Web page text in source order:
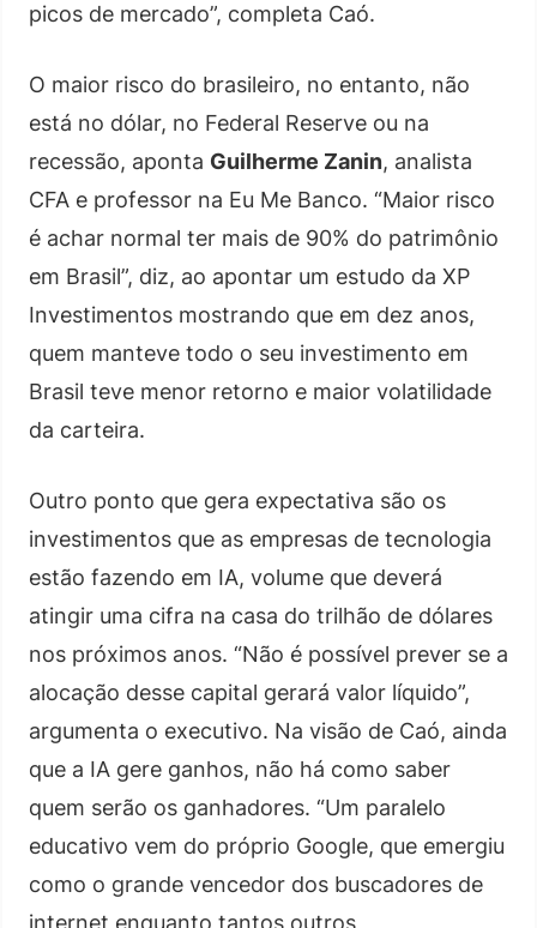
picos de mercado”, completa Caó.
O maior risco do brasileiro, no entanto, não
está no dólar, no Federal Reserve ou na
recessão, aponta Guilherme Zanin, analista
CFA e professor na Eu Me Banco. “Maior risco
é achar normal ter mais de 90% do patrimônio
em Brasil”, diz, ao apontar um estudo da XP
Investimentos mostrando que em dez anos,
quem manteve todo o seu investimento em
Brasil teve menor retorno e maior volatilidade
da carteira.
Outro ponto que gera expectativa são os
investimentos que as empresas de tecnologia
estão fazendo em IA, volume que deverá
atingir uma cifra na casa do trilhão de dólares
nos próximos anos. “Não é possível prever se a
alocação desse capital gerará valor líquido”,
argumenta o executivo. Na visão de Caó, ainda
que a IA gere ganhos, não há como saber
quem serão os ganhadores. “Um paralelo
educativo vem do próprio Google, que emergiu
como o grande vencedor dos buscadores de
internet enquanto tantos outros